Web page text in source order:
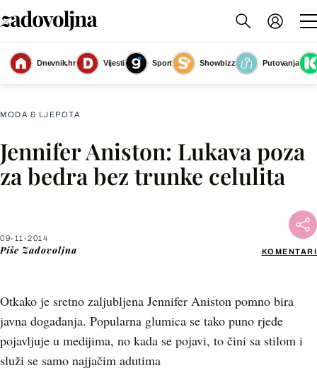
Dnevnik.hr Vijesti Sport Showbizz
Putovanja
Slika nije dostupna
MODA & LJEPOTA
Jennifer Aniston: Lukava poza
za bedra bez trunke celulita
09-11-2014
Piše Zadovoljna KOMENTARI
Otkako je sretno zaljubljena Jennifer Aniston pomno bira
javna događanja. Popularna glumica se tako puno rjeđe
pojavljuje u medijima, no kada se pojavi, to čini sa stilom i
služi se samo najjačim adutima
Facebook